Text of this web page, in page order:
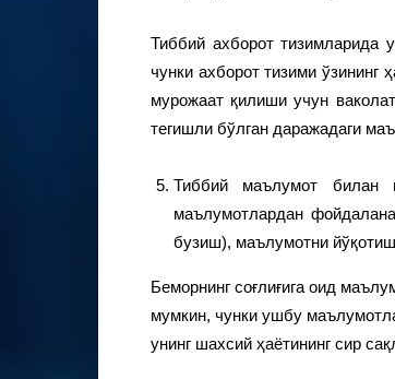
Тиббий ахборот тизимларида
чунки ахборот тизими ўзининг
мурожаат қилиши учун
тегишли бўлган даражадаги
Тиббий маълумот билан
маълумотлардан
бузиш), маълумотни
Беморнинг соғлиғига оид
мумкин, чунки ушбу
унинг шахсий ҳаётининг сир